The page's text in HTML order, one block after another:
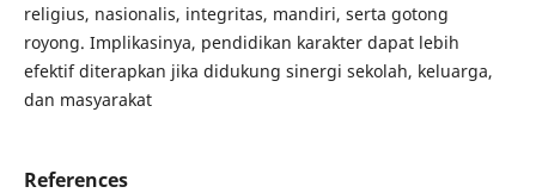
religius, nasionalis, integritas, mandiri, serta gotong
royong. Implikasinya, pendidikan karakter dapat lebih
efektif diterapkan jika didukung sinergi sekolah, keluarga,
dan masyarakat
References